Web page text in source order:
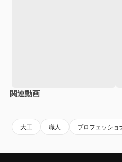
関連動画
大工 職人 プロフェッショ